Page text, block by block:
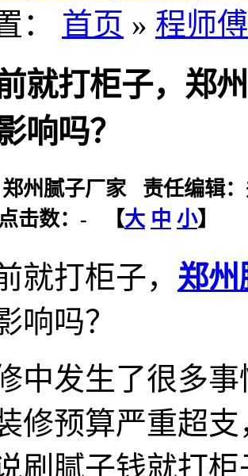
： 首页 » 程师
就打柜子，郑
响吗？
州腻子厂家 责任编辑
击数： - 【大 中 小】
就打柜子， 郑州
响吗？
中发生了很多
修预算严重超
刷腻子钱就打